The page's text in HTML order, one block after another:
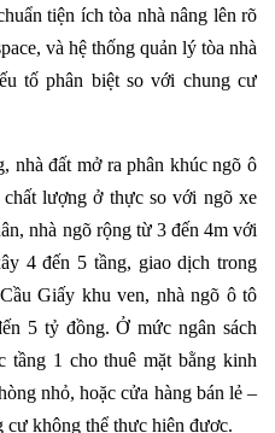
tiện ích tòa nhà nâng lên rõ
và hệ thống quản lý tòa nhà
tố phân biệt so với chung cư
nhà đất mở ra phân khúc ngõ ô
lượng ở thực so với ngõ xe
nhà ngõ rộng từ 3 đến 4m với
4 đến 5 tầng, giao dịch trong
Giấy khu ven, nhà ngõ ô tô
5 tỷ đồng. Ở mức ngân sách
tầng 1 cho thuê mặt bằng kinh
nhỏ, hoặc cửa hàng bán lẻ –
cư không thể thực hiện được.